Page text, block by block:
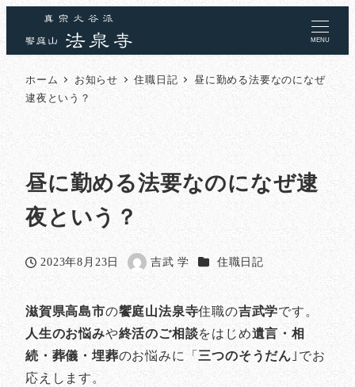
MENU
ホーム お知らせ 住職日記
昼に勤める法要なのになぜ
逮夜という？
昼に勤める法要なのになぜ逮
夜という？
投稿日
2023年8月23日
著
吉武 学 カテゴリー
住職日記
滋賀県高島市の饗庭山法泉寺住職の吉武学です。
人生のお悩みや終活のご相談をはじめ遺言・相
続・葬儀・埋葬のお悩みに「 三つのそうだん ｣でお
応えします。